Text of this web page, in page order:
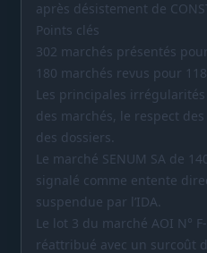
après désistement de
Points clés
302 marchés présentés
180 marchés revus pour 118
Les principales
des marchés, le respect des
des dossiers.
Le marché SENUM SA de
signalé comme entente
suspendue par l’IDA.
Le lot 3 du marché AOI N°
réattribué avec un surcoût